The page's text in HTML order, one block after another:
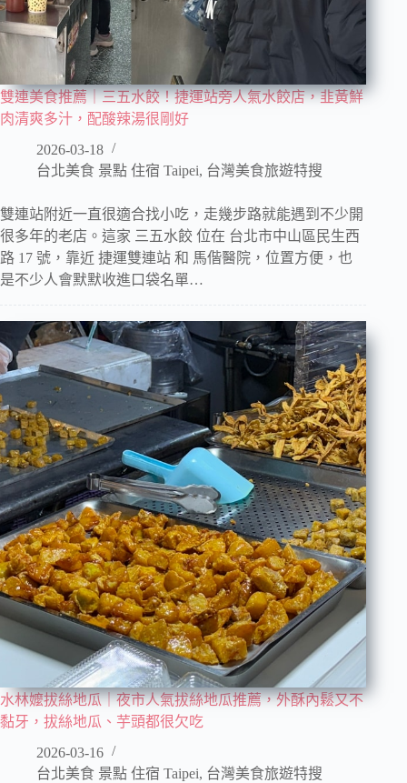
雙連美食推薦｜三五水餃！捷運站旁人氣水餃店，韭黃鮮
肉清爽多汁，配酸辣湯很剛好
2026-03-18
台北美食 景點 住宿 Taipei, 台灣美食旅遊特搜
雙連站附近一直很適合找小吃，走幾步路就能遇到不少開
很多年的老店。這家 三五水餃 位在 台北市中山區民生西
路 17 號，靠近 捷運雙連站 和 馬偕醫院，位置方便，也
是不少人會默默收進口袋名單…
水林嬤拔絲地瓜｜夜市人氣拔絲地瓜推薦，外酥內鬆又不
黏牙，拔絲地瓜、芋頭都很欠吃
2026-03-16
台北美食 景點 住宿 Taipei, 台灣美食旅遊特搜